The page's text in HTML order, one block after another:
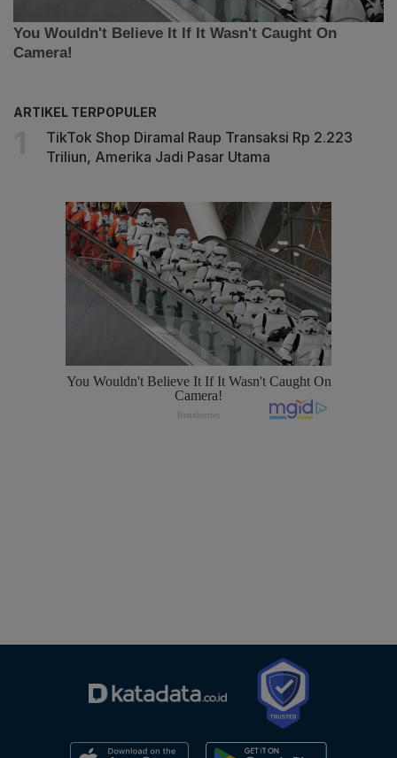
ARTIKEL TERPOPULER
TikTok Shop Diramal Raup Transaksi Rp 2.223
Triliun, Amerika Jadi Pasar Utama